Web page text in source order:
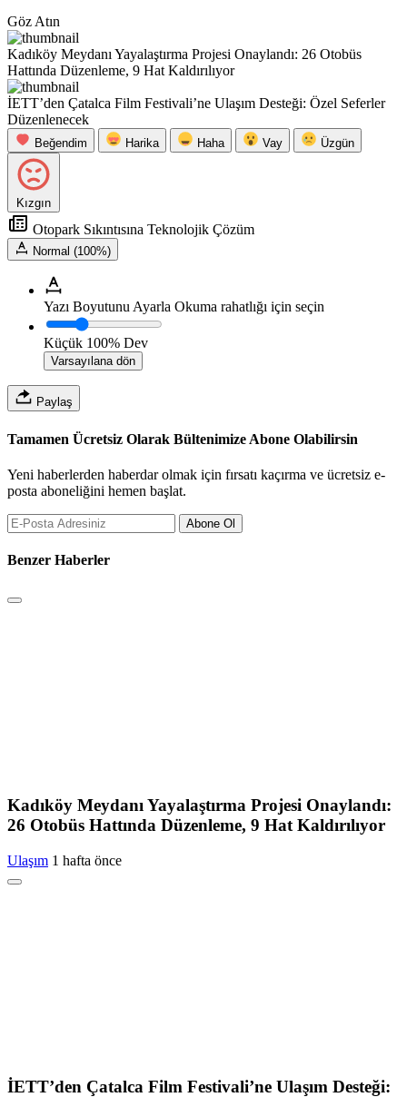
Göz Atın
Kadıköy Meydanı Yayalaştırma Projesi Onaylandı: 26 Otobüs
Hattında Düzenleme, 9 Hat Kaldırılıyor
İETT’den Çatalca Film Festivali’ne Ulaşım Desteği: Özel Seferler
Düzenlenecek
Beğendim Harika Haha Vay Üzgün
Kızgın
Otopark Sıkıntısına Teknolojik Çözüm
Normal (100%)
Yazı Boyutunu Ayarla Okuma rahatlığı için seçin
Küçük 100% Dev
Varsayılana dön
Paylaş
Tamamen Ücretsiz Olarak Bültenimize Abone Olabilirsin
Yeni haberlerden haberdar olmak için fırsatı kaçırma ve ücretsiz e-
posta aboneliğini hemen başlat.
Abone Ol
Benzer Haberler
Kadıköy Meydanı Yayalaştırma Projesi Onaylandı:
26 Otobüs Hattında Düzenleme, 9 Hat Kaldırılıyor
Ulaşım 1 hafta önce
İETT’den Çatalca Film Festivali’ne Ulaşım Desteği: